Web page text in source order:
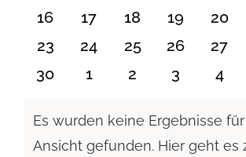
Veranstaltungen
Veranstaltungen
Veranstaltungen
0
Veranstaltungen
16
0
Veranstaltungen
17
0
Veranstaltungen
18
0
19
0
20
0
Veranstaltungen
23
0
Veranstaltungen
24
0
Veranstaltungen
25
0
26
0
27
0
30
0
1
0
2
0
3
0
4
Es wurden keine Ergebnisse
Ansicht gefunden. Hier geht es